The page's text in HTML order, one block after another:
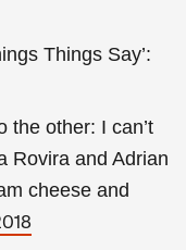
Things Say’:
the other: I can’t
Rovira and Adrian
cheese and